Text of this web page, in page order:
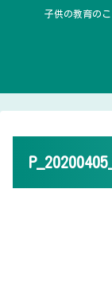
子供の教育の